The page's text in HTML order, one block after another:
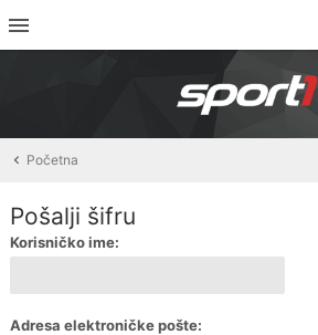
Početna
Pošalji šifru
Korisničko ime:
Adresa elektroničke pošte: